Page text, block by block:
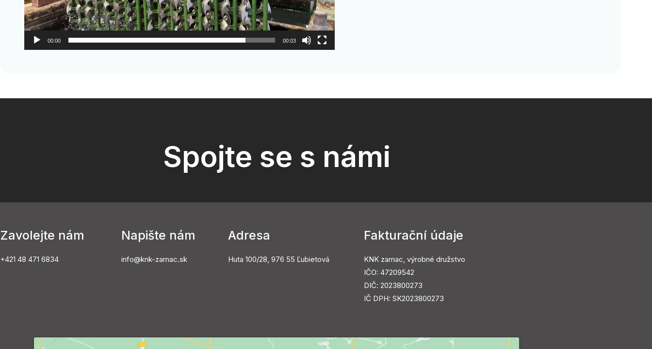
00:00 00:03
Spojte se s námi
Zavolejte nám
+421 48 471 6834
Napište nám
info@knk-zamac.sk
Adresa
Huta 100/28, 976 55 Ľubietová
Fakturační údaje
KNK zamac, výrobné družstvo
IČO: 47209542
DIČ: 2023800273
IČ DPH: SK2023800273